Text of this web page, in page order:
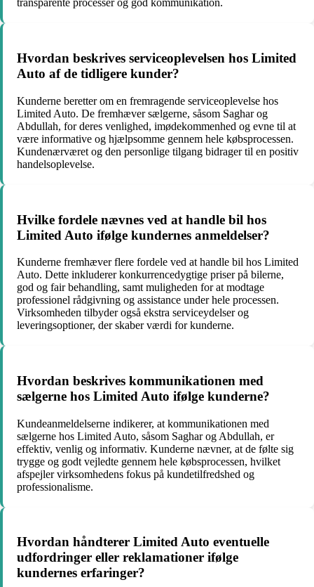
transparente processer og god kommunikation.
Hvordan beskrives serviceoplevelsen hos Limited
Auto af de tidligere kunder?
Kunderne beretter om en fremragende serviceoplevelse hos
Limited Auto. De fremhæver sælgerne, såsom Saghar og
Abdullah, for deres venlighed, imødekommenhed og evne til at
være informative og hjælpsomme gennem hele købsprocessen.
Kundenærværet og den personlige tilgang bidrager til en positiv
handelsoplevelse.
Hvilke fordele nævnes ved at handle bil hos
Limited Auto ifølge kundernes anmeldelser?
Kunderne fremhæver flere fordele ved at handle bil hos Limited
Auto. Dette inkluderer konkurrencedygtige priser på bilerne,
god og fair behandling, samt muligheden for at modtage
professionel rådgivning og assistance under hele processen.
Virksomheden tilbyder også ekstra serviceydelser og
leveringsoptioner, der skaber værdi for kunderne.
Hvordan beskrives kommunikationen med
sælgerne hos Limited Auto ifølge kunderne?
Kundeanmeldelserne indikerer, at kommunikationen med
sælgerne hos Limited Auto, såsom Saghar og Abdullah, er
effektiv, venlig og informativ. Kunderne nævner, at de følte sig
trygge og godt vejledte gennem hele købsprocessen, hvilket
afspejler virksomhedens fokus på kundetilfredshed og
professionalisme.
Hvordan håndterer Limited Auto eventuelle
udfordringer eller reklamationer ifølge
kundernes erfaringer?